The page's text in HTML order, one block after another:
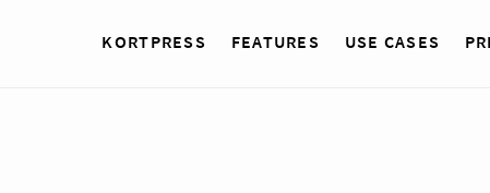
KORTPRESS FEATURES USE CASES